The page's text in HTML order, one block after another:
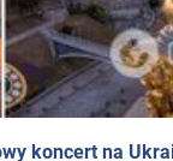
koncert na